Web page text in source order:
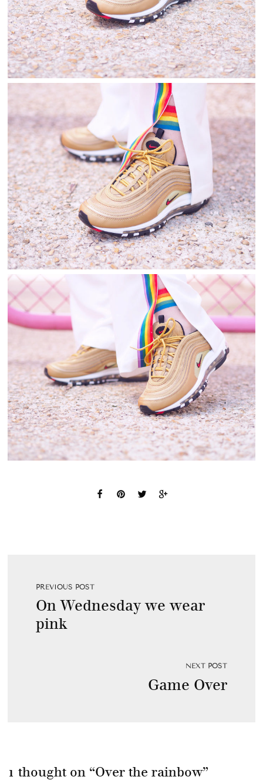
PREVIOUS POST
On Wednesday we wear
pink
NEXT POST
Game Over
1 thought on “Over the rainbow”